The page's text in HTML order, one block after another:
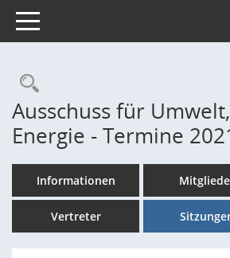
Toggle navigation
Rechercheauswahl
Ausschuss für
Energie - Termine
Informationen
Vertreter